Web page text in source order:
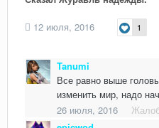
12 июля, 2016 1
Tanumi
Все равно выше
изменить мир, надо
26 июля, 2016